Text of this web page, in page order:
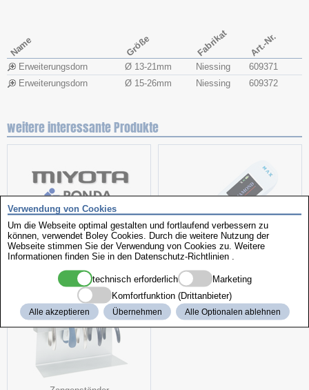
Name Größe Fabrikat Art.-Nr.
Erweiterungsdorn Ø 13-21mm Niessing
609371
Erweiterungsdorn
Ø 15-26mm Niessing 609372
weitere interessante Produkte
Sortimente Kombiprüfgerät
Verwendung von Cookies
Um die Webseite optimal gestalten und fortlaufend verbessern zu
können, verwendet Boley Cookies. Durch die weitere Nutzung der
Webseite stimmen Sie der Verwendung von Cookies zu. Weitere
Informationen finden Sie in den Datenschutz-Richtlinien
technisch erforderlich
Marketing
Komfortfunktion (Drittanbieter)
Alle akzeptieren Übernehmen Alle Optionalen ablehnen